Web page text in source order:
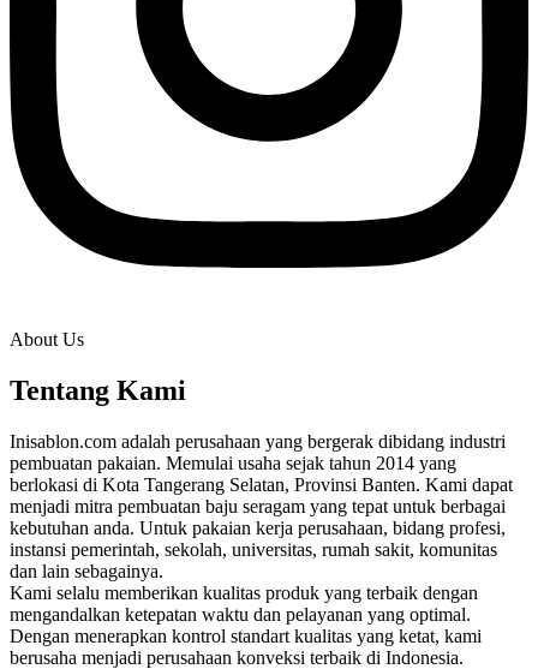
About Us
Tentang Kami
Inisablon.com adalah perusahaan yang bergerak dibidang industri
pembuatan pakaian. Memulai usaha sejak tahun 2014 yang
berlokasi di Kota Tangerang Selatan, Provinsi Banten. Kami dapat
menjadi mitra pembuatan baju seragam yang tepat untuk berbagai
kebutuhan anda. Untuk pakaian kerja perusahaan, bidang profesi,
instansi pemerintah, sekolah, universitas, rumah sakit, komunitas
dan lain sebagainya.
Kami selalu memberikan kualitas produk yang terbaik dengan
mengandalkan ketepatan waktu dan pelayanan yang optimal.
Dengan menerapkan kontrol standart kualitas yang ketat, kami
berusaha menjadi perusahaan konveksi terbaik di Indonesia.